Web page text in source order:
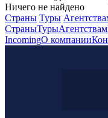
Ничего не найдено
Страны Туры
СтраныТурыАгентствам
IncomingО компании